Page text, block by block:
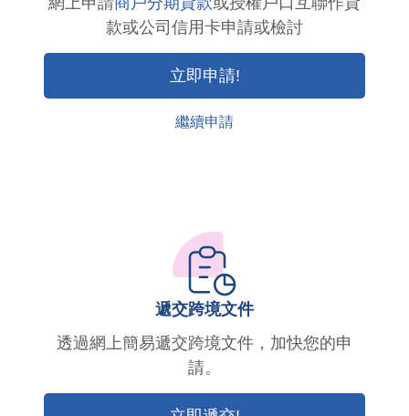
款或公司信用卡申請或檢討
立即申請!
繼續申請
遞交跨境文件
透過網上簡易遞交跨境文件，加快您的申
請。